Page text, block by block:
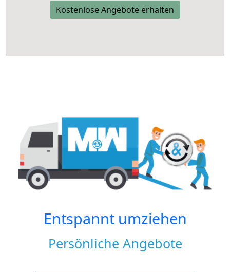
Kostenlose Angebote erhalten
Entspannt umziehen
Persönliche Angebote